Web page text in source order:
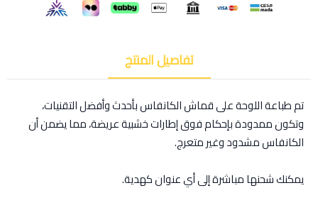
تفاصيل المنتج
تم طباعة اللوحة على قماش الكانفاس بأحدث وأفضل التقنيات،
وتكون ممدودة بإحكام فوق إطارات خشبية عريضة، مما يضمن أن
الكانفاس مشدود وغير متعرج.
يمكنك شحنها مباشرة إلى أي عنوان كهدية.